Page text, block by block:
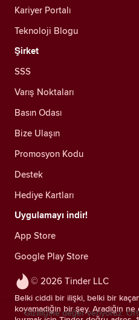
© 2026 Tinder LLC
Belki ciddi bir ilişki, belki bir
koyamadığın bir şey. Aradığın
Kariyer Portalı
Teknoloji Blogu
Şirket
SSS
Varış Noktaları
Basın Odası
Bize Ulaşın
Promosyon Kodu
Destek
Hediye Kartları
Uygulamayı indir!
App Store
Google Play Store
Gizliliğine değer veriyoruz.